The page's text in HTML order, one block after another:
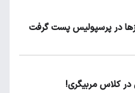
در پرسپولیس پست گرفت
کلاس مربیگری!